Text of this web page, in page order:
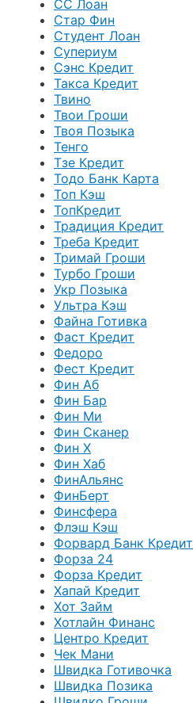
СС Лоан
Стар Фин
Студент Лоан
Супериум
Сэнс Кредит
Такса Кредит
Твино
Твои Гроши
Твоя Позыка
Тенго
Тзе Кредит
Тодо Банк Карта
Топ Кэш
ТопКредит
Традиция Кредит
Треба Кредит
Тримай Гроши
Турбо Гроши
Укр Позыка
Ультра Кэш
Файна Готивка
Фаст Кредит
Федоро
Фест Кредит
Фин Аб
Фин Бар
Фин Ми
Фин Сканер
Фин Х
Фин Хаб
ФинАльянс
ФинБерт
Финсфера
Флэш Кэш
Форвард Банк Кредит
Форза 24
Форза Кредит
Хапай Кредит
Хот Займ
Хотлайн Финанс
Центро Кредит
Чек Мани
Швидка Готивочка
Швидка Позика